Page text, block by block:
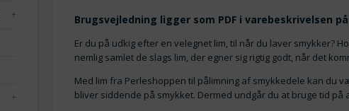
Brugsvejledning ligger som PDF i varebeskrivelsen
Er du på udkig efter en velegnet lim, til når du laver smykker?
nemlig samlet de slags lim, der egner sig rigtig godt, når det
Med lim fra Perleshoppen til pålimning af smykkedele kan du
bliver siddende på smykket. Dermed undgår du at bruge tid